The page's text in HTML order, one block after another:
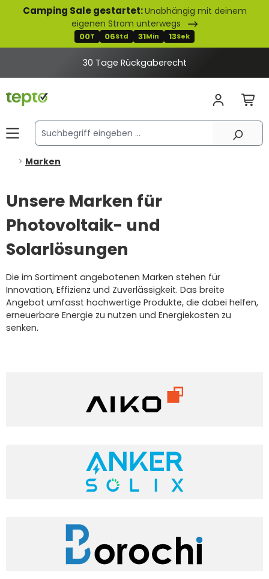
springen
Camping Sale gestartet:Unabhängig mit deinem
eigenen Strom unterwegs
00T 06Std 31Min 13Sek
30 Tage Rückgaberecht
Marken
Unsere Marken für
Photovoltaik- und
Solarlösungen
Die im Sortiment angebotenen Marken stehen für
Innovation, Effizienz und Zuverlässigkeit. Das breite
Angebot umfasst hochwertige Produkte, die dabei helfen,
erneuerbare Energie zu nutzen und Energiekosten zu
senken.